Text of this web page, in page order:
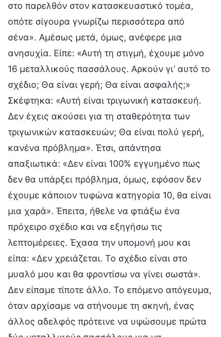
στο παρελθόν στον κατασκευαστικό τομέα,
οπότε σίγουρα γνωρίζω περισσότερα από
σένα». Αμέσως μετά, όμως, ανέφερε μια
ανησυχία. Είπε: «Αυτή τη στιγμή, έχουμε μόνο
16 μεταλλικούς πασσάλους. Αρκούν γι’ αυτό το
σχέδιο; Θα είναι γερή; Θα είναι ασφαλής;»
Σκέφτηκα: «Αυτή είναι τριγωνική κατασκευή.
Δεν έχεις ακούσει για τη σταθερότητα των
τριγωνικών κατασκευών; Θα είναι πολύ γερή,
κανένα πρόβλημα». Έτσι, απάντησα
απαξιωτικά: «Δεν είναι 100% εγγυημένο πως
δεν θα υπάρξει πρόβλημα, όμως, εφόσον δεν
έχουμε κάποιον τυφώνα κατηγορία 10, θα είναι
μια χαρά». Έπειτα, ήθελε να φτιάξω ένα
πρόχειρο σχέδιο και να εξηγήσω τις
λεπτομέρειες. Έχασα την υπομονή μου και
είπα: «Δεν χρειάζεται. Το σχέδιο είναι στο
μυαλό μου και θα φροντίσω να γίνει σωστά».
Δεν είπαμε τίποτε άλλο. Το επόμενο απόγευμα,
όταν αρχίσαμε να στήνουμε τη σκηνή, ένας
άλλος αδελφός πρότεινε να υψώσουμε πρώτα